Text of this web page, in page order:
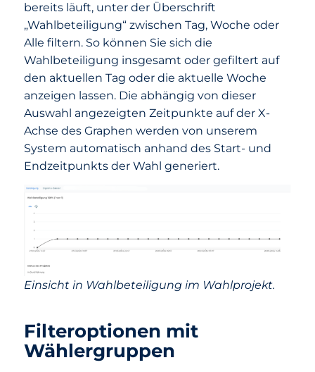
bereits läuft, unter der Überschrift
„Wahlbeteiligung“ zwischen Tag, Woche oder
Alle filtern. So können Sie sich die
Wahlbeteiligung insgesamt oder gefiltert auf
den aktuellen Tag oder die aktuelle Woche
anzeigen lassen. Die abhängig von dieser
Auswahl angezeigten Zeitpunkte auf der X-
Achse des Graphen werden von unserem
System automatisch anhand des Start- und
Endzeitpunkts der Wahl generiert.
Einsicht in Wahlbeteiligung im Wahlprojekt.
Filteroptionen mit
Wählergruppen